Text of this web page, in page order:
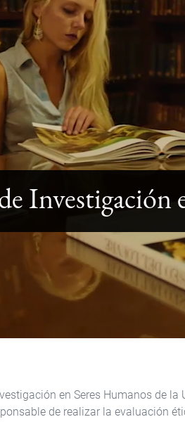
en Seres Humanos de la
de realizar la evaluación